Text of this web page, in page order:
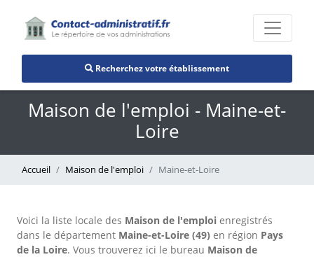
Recherchez votre établissement
Maison de l'emploi - Maine-et-
Loire
Accueil Maison de l'emploi Maine-et-Loire
Voici la liste locale des Maison de l'emploi enregistrés
dans le département Maine-et-Loire (49) en région Pays
de la Loire. Vous trouverez ici le bureau Maison de